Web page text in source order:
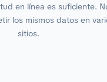
en línea es suficiente.
los mismos datos en
sitios.